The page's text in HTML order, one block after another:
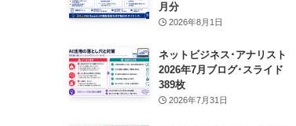
月分
2026年8月1日
ネットビジネス･アナリスト
2026年7月ブログ･スライド
389枚
2026年7月31日